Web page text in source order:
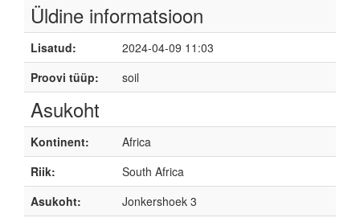
Üldine informatsioon
Lisatud:
2024-04-09 11:03
Proovi tüüp:
soil
Asukoht
Kontinent:
Africa
Riik:
South Africa
Asukoht:
Jonkershoek 3